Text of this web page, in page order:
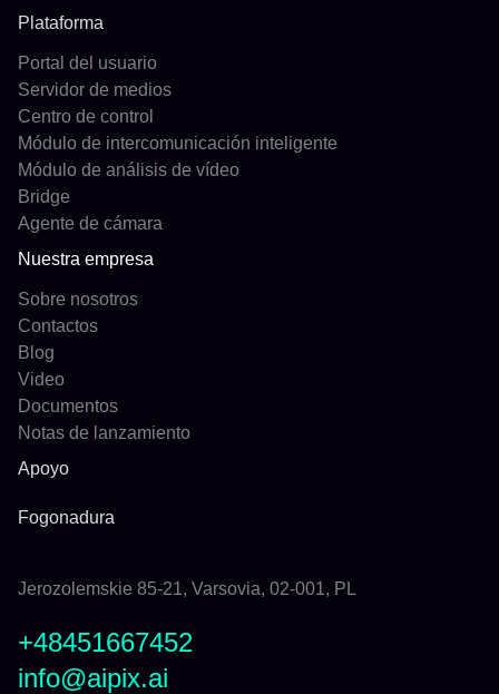
Plataforma
Portal del usuario
Servidor de medios
Centro de control
Módulo de intercomunicación inteligente
Módulo de análisis de vídeo
Bridge
Agente de cámara
Nuestra empresa
Sobre nosotros
Contactos
Blog
Video
Documentos
Notas de lanzamiento
Apoyo
Fogonadura
Jerozolemskie 85-21, Varsovia, 02-001, PL
+48451667452
info@aipix.ai